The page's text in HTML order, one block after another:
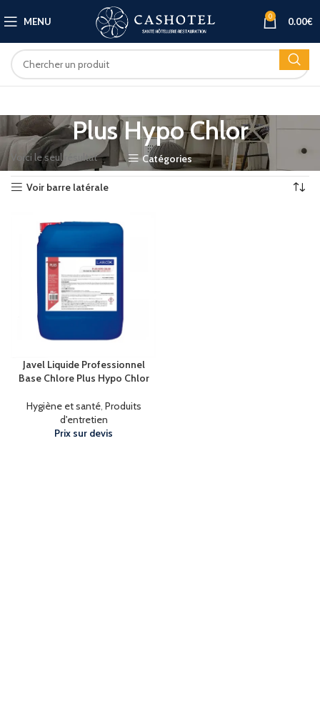
MENU 0 0.00€
Plus Hypo Chlor
Catégories
Voici le seul résultat
Voir barre latérale
Javel Liquide Professionnel
Base Chlore Plus Hypo Chlor
Hygiène et santé, Produits
d'entretien
Prix sur devis